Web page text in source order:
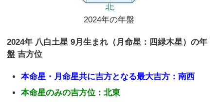
2024年の年盤
2024年 八白土星 9月生まれ（月命星：四緑木星）の年
盤 吉方位
本命星・月命星共に吉方となる最大吉方：南西
本命星のみの吉方位：北東